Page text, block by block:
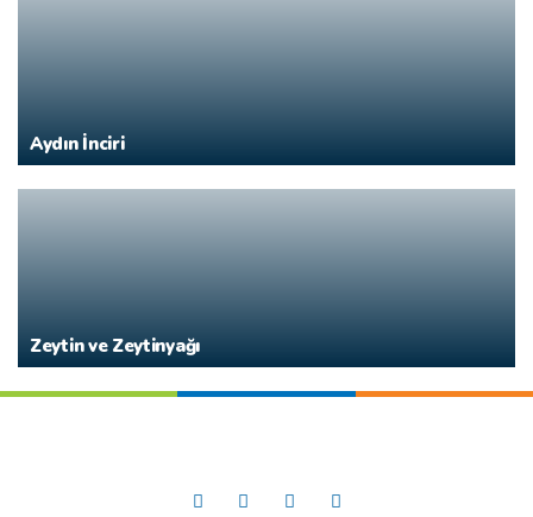
Aydın İnciri
Zeytin ve Zeytinyağı